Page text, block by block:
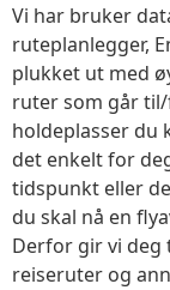
Vi har bruker
ruteplanlegger,
plukket ut med
ruter som går
holdeplasser du
det enkelt for
tidspunkt eller
du skal nå en
Derfor gir vi deg
reiseruter og